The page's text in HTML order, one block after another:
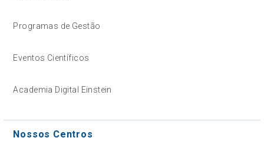
Programas de Gestão
Eventos Científicos
Academia Digital Einstein
Nossos Centros